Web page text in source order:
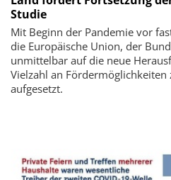
Studie
Mit Beginn der Pandemie vor
die Europäische Union, der
unmittelbar auf die neue
Vielzahl an Fördermöglichkeiten
aufgesetzt.